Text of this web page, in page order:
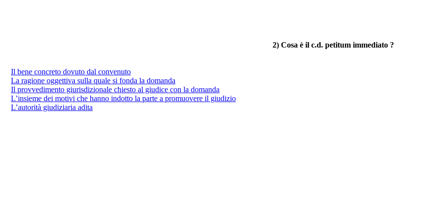
2) Cosa è il c.d. petitum immediato ?
Il bene concreto dovuto dal convenuto
La ragione oggettiva sulla quale si fonda la domanda
Il provvedimento giurisdizionale chiesto al giudice con la domanda
L’insieme dei motivi che hanno indotto la parte a promuovere il giudizio
L’autorità giudiziaria adita